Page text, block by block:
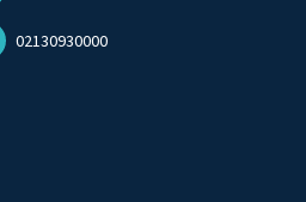
02130930000